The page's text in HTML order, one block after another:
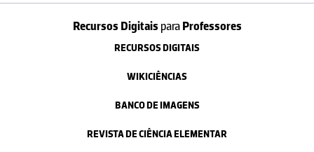
Recursos Digitais paraProfessores
RECURSOS DIGITAIS
WIKICIÊNCIAS
BANCO DE IMAGENS
REVISTA DE CIÊNCIA ELEMENTAR